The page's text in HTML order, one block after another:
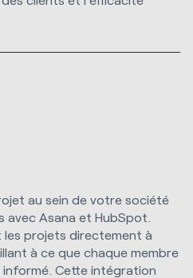
au sein de votre société
avec Asana et HubSpot.
projets directement à
à ce que chaque membre
Cette intégration